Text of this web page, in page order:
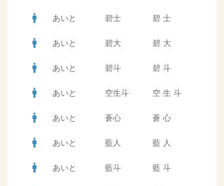
man あいと 碧士 碧 士
man あいと 碧大 碧 大
man あいと 碧斗 碧 斗
man あいと 空生斗 空 生 斗
man あいと 蒼心 蒼 心
man あいと 藍人 藍 人
man あいと 藍斗 藍 斗